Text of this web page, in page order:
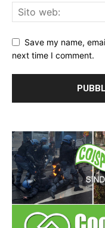
Save my name,
next time I comment.